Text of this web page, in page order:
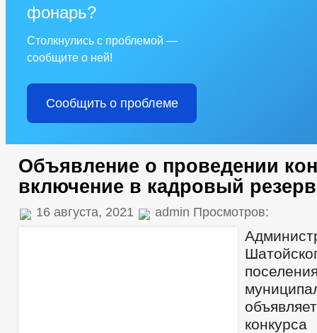
фонарь?
Столкнулись с проблемой —
сообщите о ней!
Сообщить о проблеме
Объявление о проведении
включение в кадровый резерв
16 августа, 2021 admin Просмотров: